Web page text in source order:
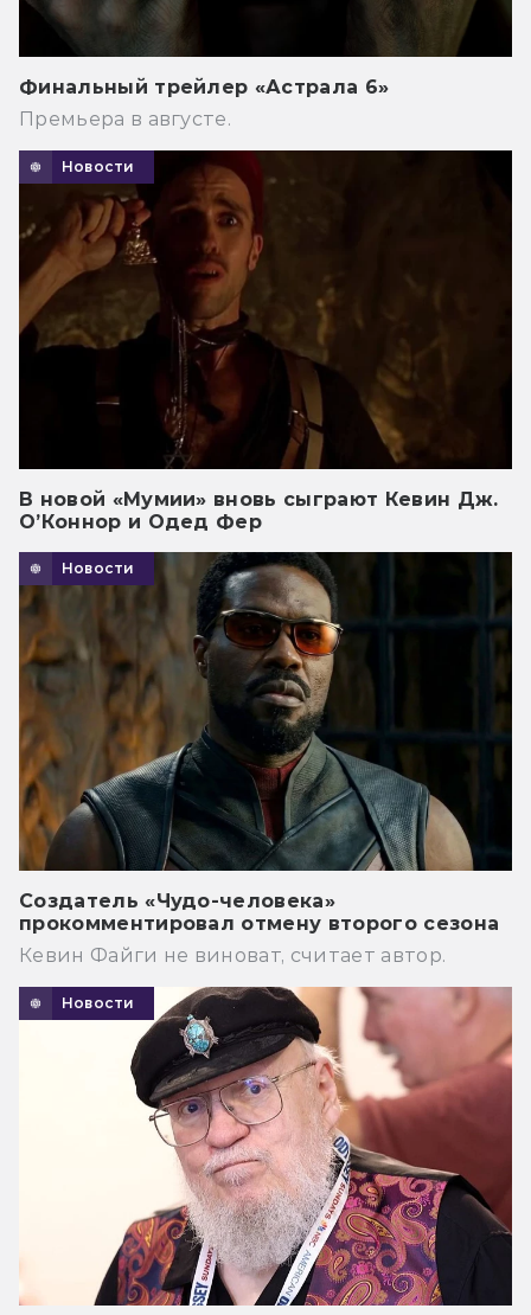
Финальный трейлер «Астрала 6»
Премьера в августе.
Новости
В новой «Мумии» вновь сыграют Кевин Дж.
О’Коннор и Одед Фер
Новости
Создатель «Чудо-человека»
прокомментировал отмену второго сезона
Кевин Файги не виноват, считает автор.
Новости